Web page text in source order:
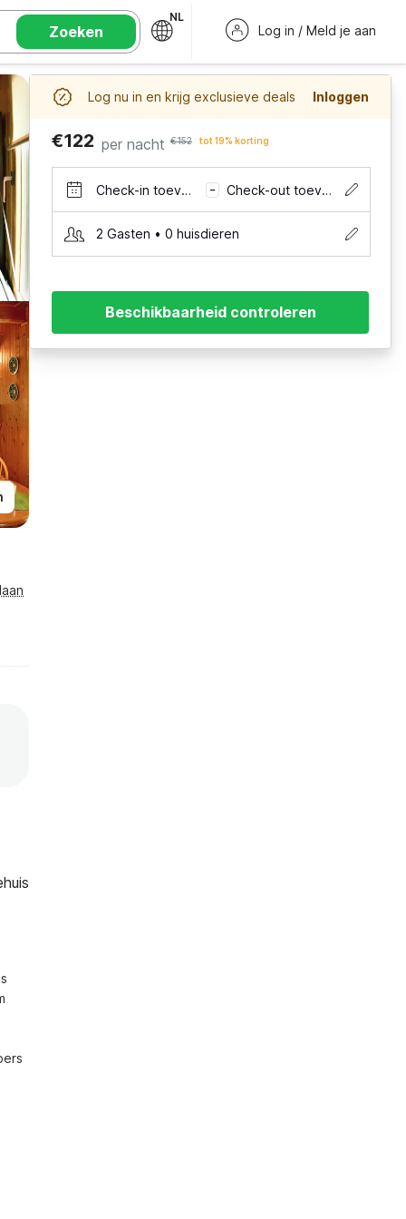
Zoeken
NL
Log in / Meld je aan
Log nu in en krijg exclusieve deals Inloggen
€122 per nacht €152 tot 19% korting
Check-in toevoegen – Check-out toevoegen
2 Gasten • 0 huisdieren
Beschikbaarheid controleren